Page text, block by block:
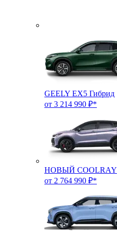
GEELY EX5 Гибрид
от 3 214 990 ₽*
НОВЫЙ COOLRAY
от 2 764 990 ₽*